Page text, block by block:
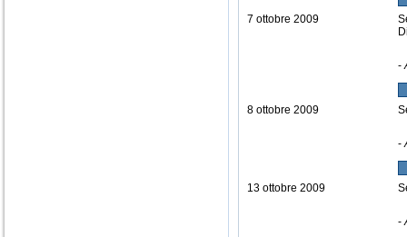
7 ottobre 2009
-
8 ottobre 2009
-
13 ottobre 2009
-